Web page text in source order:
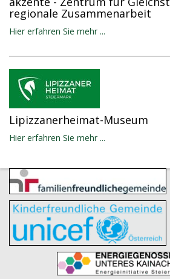
regionale Zusammenarbeit
Hier erfahren Sie mehr ...
Lipizzanerheimat-Museum
Hier erfahren Sie mehr ...